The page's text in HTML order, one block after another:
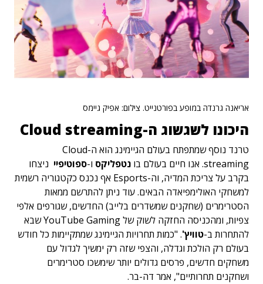
אריאנה גרנדה במופע בפורטנייט. צילום: אפיק גיימס
היכונו לשגשוג ה-Cloud streaming
טרנד נוסף שמתפתח בעולם הגיימינג הוא ה-Cloud
streaming. אנו חיים בעולם בו
נטפליקס ו-ספוטיפיי ניצחו
בקרב על צריכת המדיה, וה-Esports אף נכנס כקטגוריה רשמית
למשחקי האולימפיאדה הבאים. עוד ניתן להתרשם ממאות
הסטרימרים (שחקנים שמשדרים בלייב) החדשים, שגורפים אלפי
צפיות, ומהכניסה החזקה לשוק של YouTube Gaming שבא
להתחרות ב-טוויץ'. "כמות תחרויות הגיימינג שמתקיימות כל חודש
בעולם רק הולכת וגדלה, והצפי שזה רק ימשיך לגדול עם
משחקים חדשים, פרסים גדולים יותר שימשכו סטרימרים
ושחקנים תחרותיים", אמר דה-בר.